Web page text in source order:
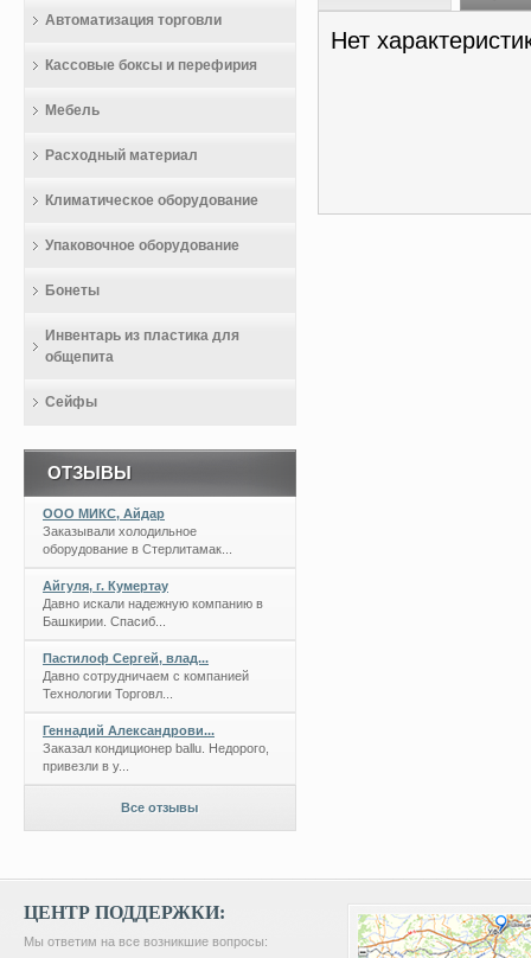
Нет
Автоматизация торговли
Кассовые боксы и перефирия
Мебель
Расходный материал
Климатическое оборудование
Упаковочное оборудование
Бонеты
Инвентарь из пластика для
общепита
Сейфы
ОТЗЫВЫ
ООО МИКС, Айдар
Заказывали холодильное
оборудование в Стерлитамак...
Айгуля, г. Кумертау
Давно искали надежную компанию в
Башкирии. Спасиб...
Пастилоф Сергей, влад...
Давно сотрудничаем с компанией
Технологии Торговл...
Геннадий Александрови...
Заказал кондиционер ballu. Недорого,
привезли в у...
Все отзывы
ЦЕНТР ПОДДЕРЖКИ:
Мы ответим на все возникшие вопросы: